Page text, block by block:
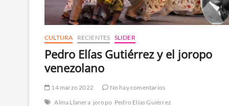
CULTURA RECIENTES SLIDER
Pedro Elías Gutiérrez y el joropo
venezolano
14 marzo 2022
No hay comentarios
Alma Llanera joropo Pedro Elías Guiérrez